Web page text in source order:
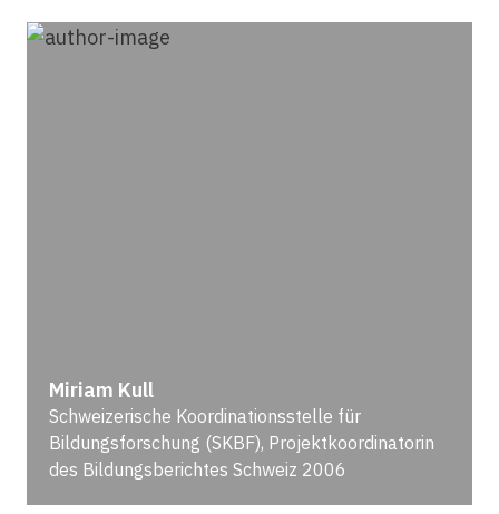
Miriam Kull
Schweizerische Koordinationsstelle für
Bildungsforschung (SKBF), Projektkoordinatorin
des Bildungsberichtes Schweiz 2006